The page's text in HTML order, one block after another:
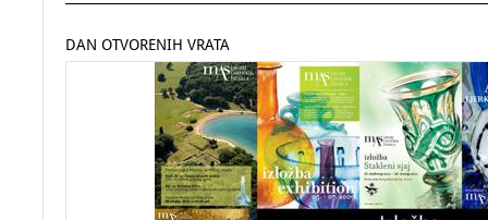
DAN OTVORENIH VRATA